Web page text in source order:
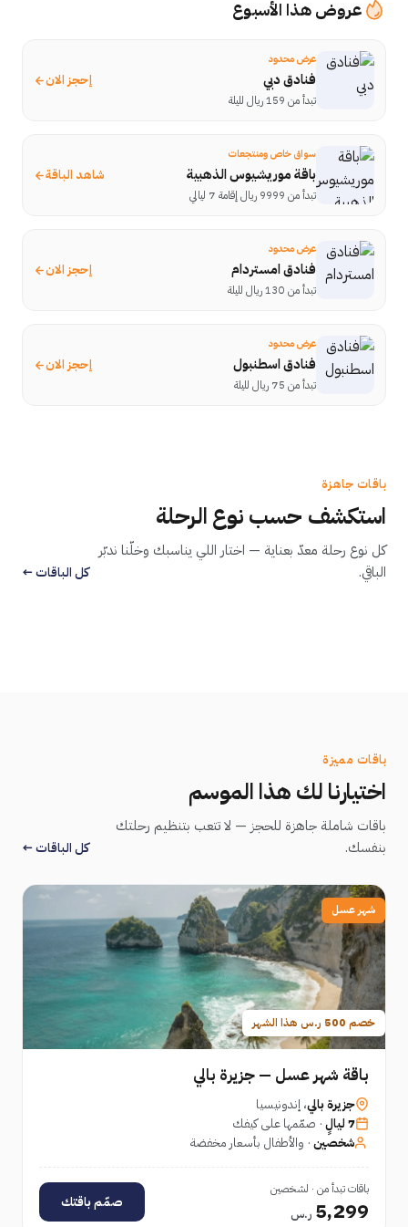
عروض هذا الأسبوع
عرض محدود
فنادق دبي
تبدأ من 159 ريال لليلة
إحجز الان
سواق خاص ومنتجعات
باقة موريشيوس الذهبية
تبدأ من 9999 ريال إقامة 7 ليالي
شاهد الباقة
عرض محدود
فنادق امستردام
تبدأ من 130 ريال لليلة
إحجز الان
عرض محدود
فنادق اسطنبول
تبدأ من 75 ريال لليلة
إحجز الان
باقات جاهزة
استكشف حسب نوع الرحلة
كل نوع رحلة معدّ بعناية — اختار اللي يناسبك وخلّنا ندبّر
الباقي.
كل الباقات ← شهر عسل
للجميع
عائلي
باقات مختارة
باقات مميزة
اختيارنا لك هذا الموسم
باقات شاملة جاهزة للحجز — لا تتعب بتنظيم رحلتك
بنفسك.
كل الباقات ←
شهر عسل
خصم 500 ر.س هذا الشهر
باقة شهر عسل — جزيرة بالي
جزيرة بالي، إندونيسيا
7 ليالٍ
· صمّمها على كيفك
شخصين· والأطفال بأسعار مخفضة
باقات تبدأ من · لشخصين
5,299 ر.س
صمّم باقتك